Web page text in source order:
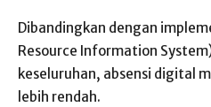
Dibandingkan dengan
Resource Information
keseluruhan, absensi digital
lebih rendah.